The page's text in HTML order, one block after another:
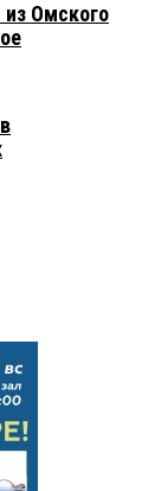
Омского